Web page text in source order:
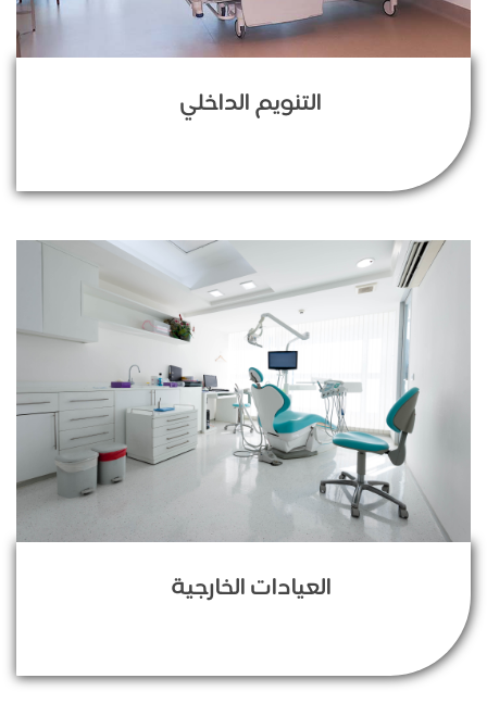
التنويم الداخلي
العيادات الخارجية